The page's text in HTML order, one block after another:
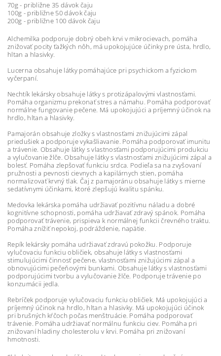
70g - približne 35 dávok čaju
100g - približne 50 dávok čaju
200g - približne 100 dávok čaju
Alchemilka podporuje dobrý obeh krvi v mikrocievach, pomáha
znižovať pocity ťažkých nôh, má upokojujúce účinky pre ústa, hrdlo,
hltan a hlasivky.
Lucerna obsahuje látky pomáhajúce pri psychickom a fyzickom
vyčerpaní.
Nechtík lekársky obsahuje látky s protizápalovými vlastnosťami.
Pomáha organizmu prekonať stres a námahu. Pomáha podporovať
normálne fungovanie pečene. Má upokojujúci a príjemný účinok na
hrdlo, hltan a hlasivky.
Pamajorán obsahuje zložky s vlastnosťami znižujúcimi zápal
priedušiek a podporuje vykašliavanie. Pomáha podporovať imunitu
a trávenie. Obsahuje látky s vlastnosťami podporujúcimi produkciu
a vylučovanie žlče. Obsahuje látky s vlastnosťami znižujúcimi zápal a
bolesť. Pomáha zlepšovať funkciu srdca. Podieľa sa na zvyšovaní
pružnosti a pevnosti cievnych a kapilárnych stien, pomáha
normalizovať krvný tlak. Čaj z pamajoránu obsahuje látky s mierne
sedatívnymi účinkami, ktoré zlepšujú kvalitu spánku.
Medovka lekárska pomáha udržiavať pozitívnu náladu a dobré
kognitívne schopnosti, pomáha udržiavať zdravý spánok. Pomáha
podporovať trávenie, prispieva k normálnej funkcii črevného traktu.
Pomáha znížiť nepokoj, podráždenie, napätie.
Repík lekársky pomáha udržiavať zdravú pokožku. Podporuje
vylučovaciu funkciu obličiek, obsahuje látky s vlastnosťami
stimulujúcimi činnosť pečene, vlastnosťami znižujúcimi zápal a
obnovujúcimi pečeňovými bunkami. Obsahuje látky s vlastnosťami
podporujúcimi tvorbu a vylučovanie žlče. Podporuje trávenie po
konzumácii jedla.
Rebríček podporuje vylučovaciu funkciu obličiek. Má upokojujúci a
príjemný účinok na hrdlo, hltan a hlasivky. Má upokojujúci účinok
pri brušných kŕčoch počas menštruácie. Pomáha podporovať
trávenie. Pomáha udržiavať normálnu funkciu ciev. Pomáha pri
znižovaní hladiny cholesterolu v krvi. Pomáha pri znižovaní
hmotnosti.